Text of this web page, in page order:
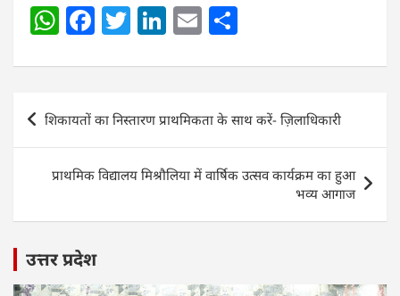
W
at
s
A
p
p
F
c
e
b
o
o
k
T
itt
er
Li
k
e
dI
n
E
ai
l
ar
e
Post
navigation
शिकायतों का निस्तारण प्राथमिकता के साथ करें- ज़िलाधिकारी
प्राथमिक विद्यालय मिश्रौलिया में वार्षिक उत्सव कार्यक्रम का हुआ
भव्य आगाज
उत्तर प्रदेश